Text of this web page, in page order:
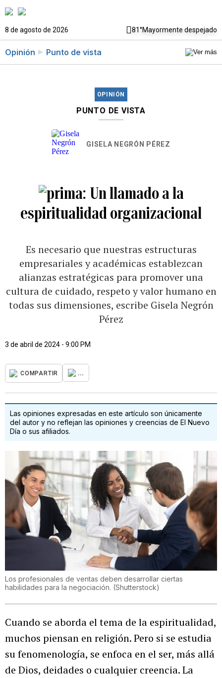
8 de agosto de 2026 81°Mayormente despejado
Opinión Punto de vista
OPINIÓN
PUNTO DE VISTA
GISELA NEGRÓN PÉREZ
Un llamado a la
espiritualidad organizacional
Es necesario que nuestras estructuras
empresariales y académicas establezcan
alianzas estratégicas para promover una
cultura de cuidado, respeto y valor humano en
todas sus dimensiones, escribe Gisela Negrón
Pérez
3 de abril de 2024 - 9:00 PM
COMPARTIR ...
Las opiniones expresadas en este artículo son únicamente
del autor y no reflejan las opiniones y creencias de El Nuevo
Día o sus afiliados.
Los profesionales de ventas deben desarrollar ciertas
habilidades para la negociación. (Shutterstock)
Cuando se aborda el tema de la espiritualidad,
muchos piensan en religión. Pero si se estudia
su fenomenología, se enfoca en el ser, más allá
de Dios, deidades o cualquier creencia. La